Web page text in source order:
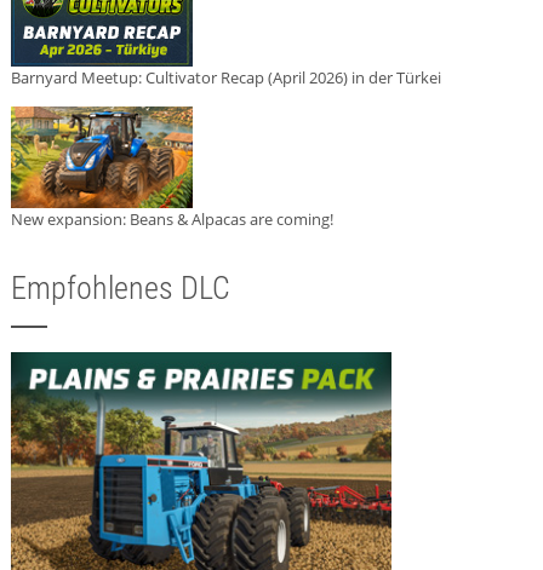
Barnyard Meetup: Cultivator Recap (April 2026) in der Türkei
New expansion: Beans & Alpacas are coming!
Empfohlenes DLC